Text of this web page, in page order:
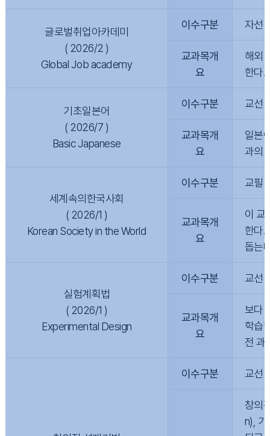
글로벌취업아카데미
( 2026/2 )
Global Job academy
이수구분 자선
교과목개
요
해외
한다.
기초일본어
( 2026/7 )
Basic Japanese
이수구분 교선
교과목개
요
일본
과의
세계속의한국사회
( 2026/1 )
Korean Society in the World
이수구분 교필
교과목개
요
이 교
한다.
돕는
실험계획법
( 2026/1 )
Experimental Design
이수구분 교선
교과목개
요
보다
학습
전 과
이수구분 교선
창의
n), 가